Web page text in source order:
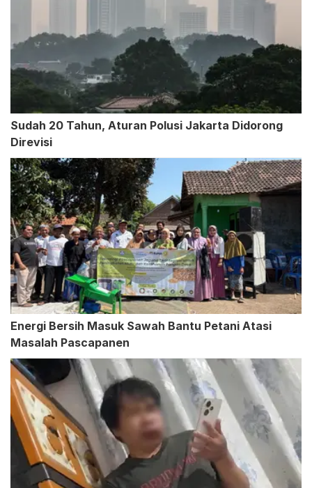
Sudah 20 Tahun, Aturan Polusi Jakarta Didorong
Direvisi
Energi Bersih Masuk Sawah Bantu Petani Atasi
Masalah Pascapanen